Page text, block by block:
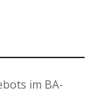
im BA-